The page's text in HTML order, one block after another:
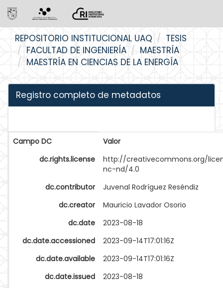
navigation
REPOSITORIO INSTITUCIONAL UAQ
TESIS
FACULTAD DE INGENIERÍA
MAESTRÍA
MAESTRÍA EN CIENCIAS DE LA ENERGÍA
Registro completo de metadatos
Campo DC
Valor
dc.rights.license
http://creativecommons.org/
nc-nd/4.0
dc.contributor
Juvenal Rodríguez Reséndiz
dc.creator
Mauricio Lavador Osorio
dc.date
2023-08-18
dc.date.accessioned
2023-09-14T17:01:16Z
dc.date.available
2023-09-14T17:01:16Z
dc.date.issued
2023-08-18